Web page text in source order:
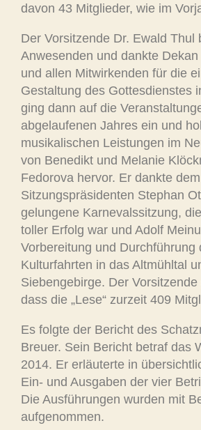
davon 43 Mitglieder, wie im
Der Vorsitzende Dr. Ewald Thul
Anwesenden und dankte
und allen Mitwirkenden für die
Gestaltung des Gottesdienstes
ging dann auf die
abgelaufenen Jahres ein und
musikalischen Leistungen im
von Benedikt und Melanie
Fedorova hervor. Er dankte dem
Sitzungspräsidenten Stephan
gelungene Karnevalssitzung,
toller Erfolg war und Adolf
Vorbereitung und Durchführung
Kulturfahrten in das Altmühltal
Siebengebirge. Der
dass die „Lese“ zurzeit 409
Es folgte der Bericht des
Breuer. Sein Bericht betraf das
2014. Er erläuterte in
Ein- und Ausgaben der vier
Die Ausführungen wurden mit
aufgenommen.